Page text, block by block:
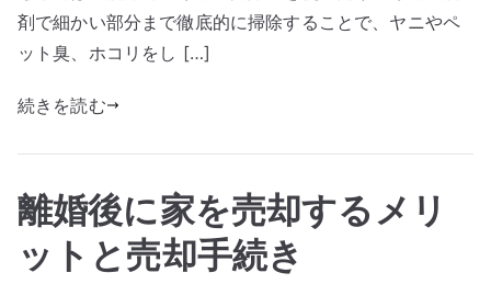
剤で細かい部分まで徹底的に掃除することで、ヤニやペ
ット臭、ホコリをし […]
続きを読む
離婚後に家を売却するメリ
ットと売却手続き